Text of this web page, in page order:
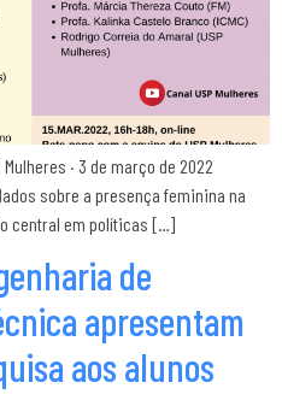
· 3 de março de 2022
sobre a presença feminina na
central em políticas […]
de
apresentam
aos alunos